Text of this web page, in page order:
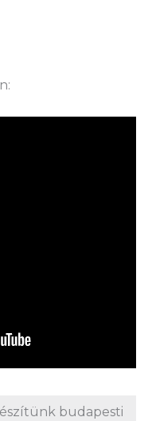
budapesti